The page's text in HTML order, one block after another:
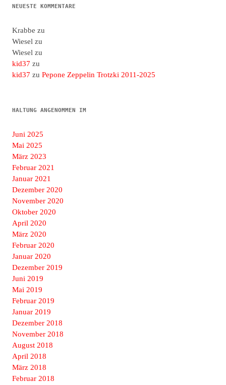
NEUESTE KOMMENTARE
Krabbe zu
Wiesel zu
Wiesel zu
kid37 zu
kid37 zu Pepone Zeppelin Trotzki 2011-2025
HALTUNG ANGENOMMEN IM
Juni 2025
Mai 2025
März 2023
Februar 2021
Januar 2021
Dezember 2020
November 2020
Oktober 2020
April 2020
März 2020
Februar 2020
Januar 2020
Dezember 2019
Juni 2019
Mai 2019
Februar 2019
Januar 2019
Dezember 2018
November 2018
August 2018
April 2018
März 2018
Februar 2018